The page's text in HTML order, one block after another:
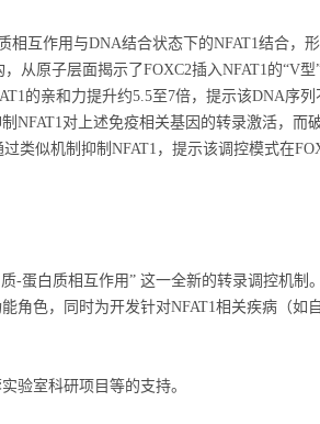
互作用与DNA结合状态下的NFAT1结合，
从原子层面揭示了FOXC2插入NFAT1的“V
的亲和力提升约5.5至7倍，提示该DNA序列
NFAT1对上述免疫相关基因的转录激活，而
类似机制抑制NFAT1，提示该调控模式在
-蛋白质相互作用” 这一全新的转录调控机制
角色，同时为开发针对NFAT1相关疾病（如
验室科研项目等的支持。